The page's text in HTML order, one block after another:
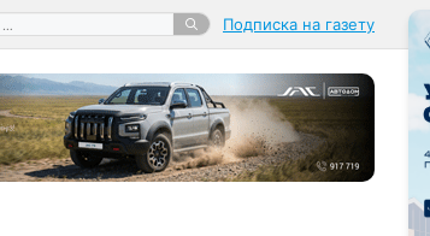
Подписка на газету